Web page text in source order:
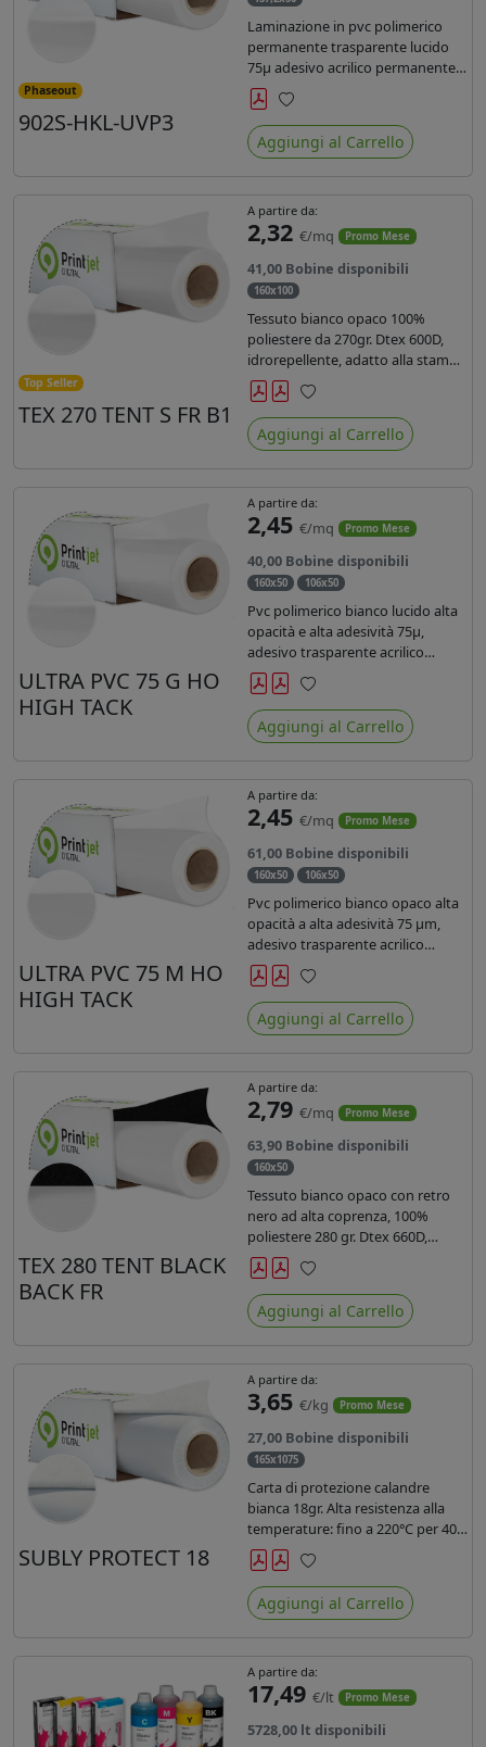
Phaseout
902S-HKL-UVP3
Laminazione in pvc polimerico
permanente trasparente lucido
75µ adesivo acrilico permanente
durata 5 anni con filtro uv, carta
kraft. Ideale per stampe con
inchiostro ecosolvente, UV e latex.
Preferiti
Aggiungi al Carrello
Top Seller
TEX 270 TENT S FR B1
A partire da:
2,32 €/mq Promo Mese
41,00 Bobine disponibili
160x100
Tessuto bianco opaco 100%
poliestere da 270gr. Dtex 600D,
idrorepellente, adatto alla stampa
solvente, ecosolvente, uv, latex (di
terza generazione). Ideale per
tende ,coperture gazebo, prodotti
gonfiabili o cuscini di
Preferiti
Aggiungi al Carrello
ULTRA PVC 75 G HO
HIGH TACK
A partire da:
2,45 €/mq Promo Mese
40,00 Bobine disponibili
160x50 106x50
Pvc polimerico bianco lucido alta
opacità e alta adesività 75µ,
adesivo trasparente acrilico
hotmelt permanente, durata 5-7
anni, liner 140gr PE su entrambi
lati. Prestazioni di alto livello.
Dotato di certificato ignifugo
Preferiti
Aggiungi al Carrello
ULTRA PVC 75 M HO
HIGH TACK
A partire da:
2,45 €/mq Promo Mese
61,00 Bobine disponibili
160x50 106x50
Pvc polimerico bianco opaco alta
opacità a alta adesività 75 µm,
adesivo trasparente acrilico
hotmelt permanente, durata 5-7
anni liner 140gr PE su entrambi
lati. Dotato di certificato ignifugo
Bs1d0.
Preferiti
Aggiungi al Carrello
TEX 280 TENT BLACK
BACK FR
A partire da:
2,79 €/mq Promo Mese
63,90 Bobine disponibili
160x50
Tessuto bianco opaco con retro
nero ad alta coprenza, 100%
poliestere 280 gr. Dtex 660D,
idrorepellente, adatto alla stampa
sublimatica indiretta. Ideale per
tende ,coperture gazebo, prodotti
gonfiabili o cuscini di
Preferiti
Aggiungi al Carrello
SUBLY PROTECT 18
A partire da:
3,65 €/kg Promo Mese
27,00 Bobine disponibili
165x1075
Carta di protezione calandre
bianca 18gr. Alta resistenza alla
temperature: fino a 220°C per 40
secondi. Lunghezza 1075 mtl,
peso kg 35, diam. 20cm.
Preferiti
Aggiungi al Carrello
A partire da:
17,49 €/lt Promo Mese
5728,00 lt disponibili